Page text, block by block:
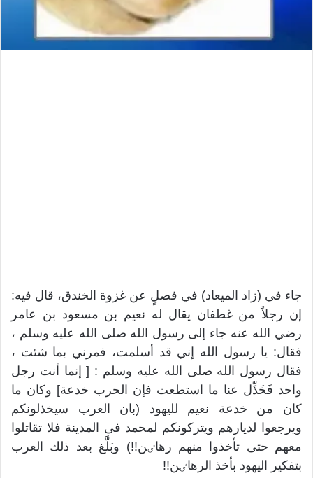
جاء في (زاد الميعاد) في فصلٍ عن غزوة الخندق، قال فيه:
إن رجلاً من غطفان يقال له نعيم بن مسعود بن عامر
رضي الله عنه جاء إلى رسول الله صلى الله عليه وسلم ،
فقال: يا رسول الله إني قد أسلمت، فمرني بما شئت ،
فقال رسول الله صلى الله عليه وسلم : [ إنما أنت رجل
واحد فَخَذِّل عنا ما استطعت فإن الحرب خدعة] وكان ما
كان من خدعة نعيم لليهود (بان العرب سيخذلونكم
ويرجعوا لديارهم ويتركونكم لمحمد فی المدينة فلا تقاتلوا
معهم حتی تأخذوا منهم رهاٸن!!) وبَلَّغ بعد ذلك العرب
بتفكير اليهود بأخذ الرهاٸن!!